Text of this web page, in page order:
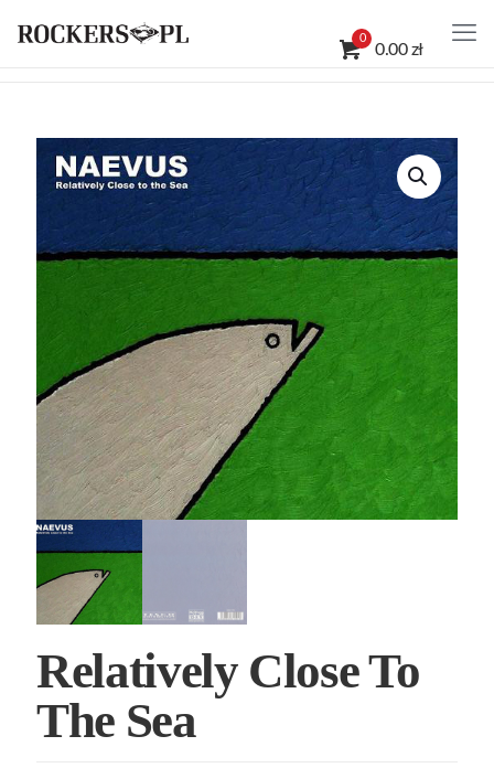
0
0.00 zł
Relatively Close To
The Sea